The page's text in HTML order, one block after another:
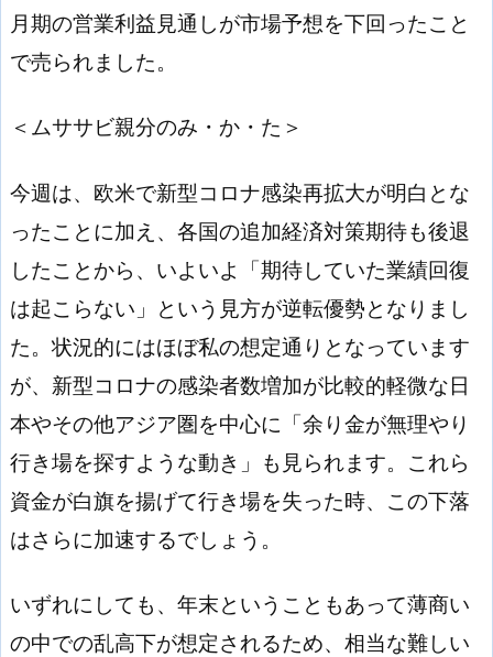
月期の営業利益見通しが市場予想を下回ったこと
で売られました。
＜ムササビ親分のみ・か・た＞
今週は、欧米で新型コロナ感染再拡大が明白とな
ったことに加え、各国の追加経済対策期待も後退
したことから、いよいよ「期待していた業績回復
は起こらない」という見方が逆転優勢となりまし
た。状況的にはほぼ私の想定通りとなっています
が、新型コロナの感染者数増加が比較的軽微な日
本やその他アジア圏を中心に「余り金が無理やり
行き場を探すような動き」も見られます。これら
資金が白旗を揚げて行き場を失った時、この下落
はさらに加速するでしょう。
いずれにしても、年末ということもあって薄商い
の中での乱高下が想定されるため、相当な難しい